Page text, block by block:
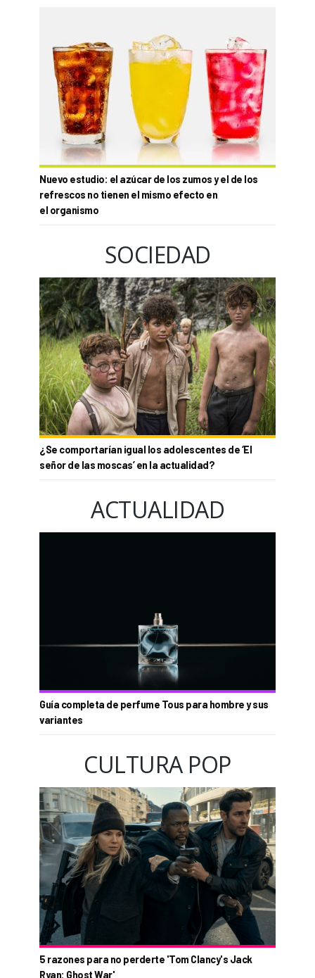
Nuevo estudio: el azúcar de los zumos y el de los
refrescos no tienen el mismo efecto en
el organismo
SOCIEDAD
¿Se comportarían igual los adolescentes de ‘El
señor de las moscas’ en la actualidad?
ACTUALIDAD
Guía completa de perfume Tous para hombre y sus
variantes
CULTURA POP
5 razones para no perderte 'Tom Clancy's Jack
Ryan: Ghost War'